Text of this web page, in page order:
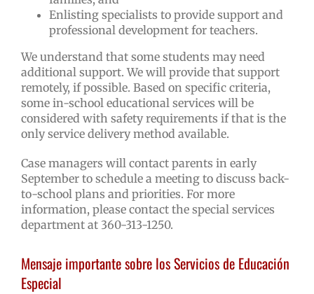
Enlisting specialists to provide support and
professional development for teachers.
We understand that some students may need
additional support. We will provide that support
remotely, if possible. Based on specific criteria,
some in-school educational services will be
considered with safety requirements if that is the
only service delivery method available.
Case managers will contact parents in early
September to schedule a meeting to discuss back-
to-school plans and priorities. For more
information, please contact the special services
department at 360-313-1250.
Mensaje importante sobre los Servicios de Educación
Especial